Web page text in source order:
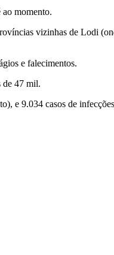
momento.
vizinhas de Lodi
e falecimentos.
de 47 mil.
e 9.034 casos de